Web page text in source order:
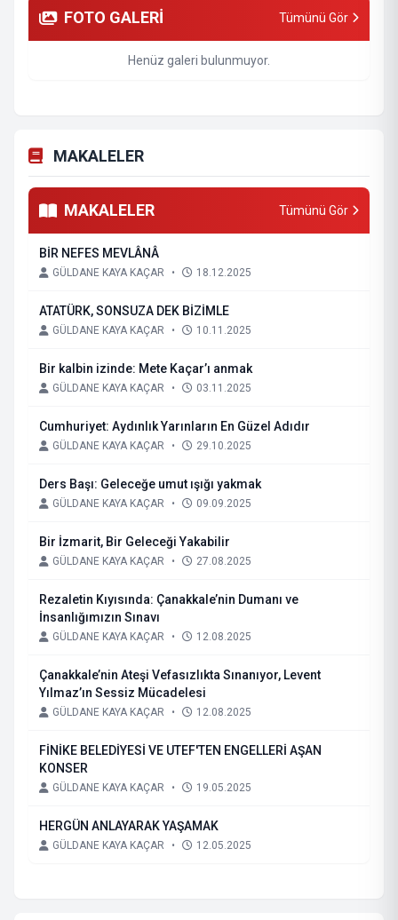
FOTO GALERİ Tümünü Gör
Henüz galeri bulunmuyor.
MAKALELER
MAKALELER Tümünü Gör
BİR NEFES MEVLÂNÂ
GÜLDANE KAYA KAÇAR • 18.12.2025
ATATÜRK, SONSUZA DEK BİZİMLE
GÜLDANE KAYA KAÇAR • 10.11.2025
Bir kalbin izinde: Mete Kaçar’ı anmak
GÜLDANE KAYA KAÇAR • 03.11.2025
Cumhuriyet: Aydınlık Yarınların En Güzel Adıdır
GÜLDANE KAYA KAÇAR • 29.10.2025
Ders Başı: Geleceğe umut ışığı yakmak
GÜLDANE KAYA KAÇAR • 09.09.2025
Bir İzmarit, Bir Geleceği Yakabilir
GÜLDANE KAYA KAÇAR • 27.08.2025
Rezaletin Kıyısında: Çanakkale’nin Dumanı ve
İnsanlığımızın Sınavı
GÜLDANE KAYA KAÇAR • 12.08.2025
Çanakkale’nin Ateşi Vefasızlıkta Sınanıyor, Levent
Yılmaz’ın Sessiz Mücadelesi
GÜLDANE KAYA KAÇAR • 12.08.2025
FİNİKE BELEDİYESİ VE UTEF'TEN ENGELLERİ AŞAN
KONSER
GÜLDANE KAYA KAÇAR • 19.05.2025
HERGÜN ANLAYARAK YAŞAMAK
GÜLDANE KAYA KAÇAR • 12.05.2025